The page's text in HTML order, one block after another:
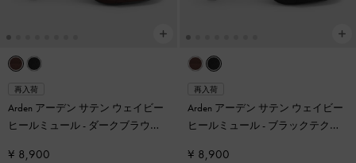
再入荷
Arden アーデン サテン ウェイビー
ヒールミュール- ダークブラウン
¥ 8,900
再入荷
Arden アーデン サテン ウェイビー
ヒールミュール- ブラックテクス
¥ 8,900